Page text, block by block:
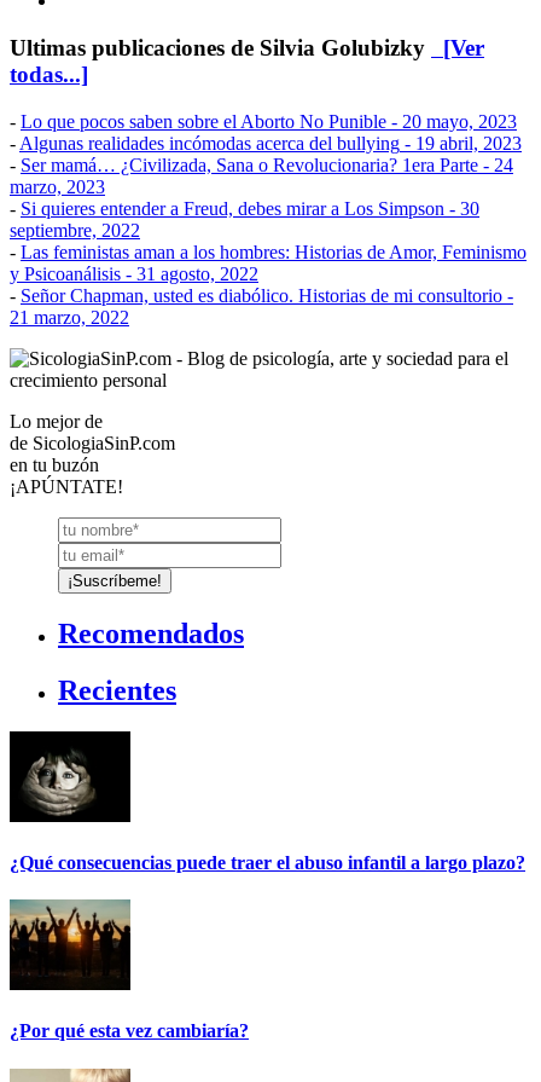
Ultimas publicaciones de Silvia Golubizky
[Ver
todas...]
- Lo que pocos saben sobre el Aborto No Punible - 20 mayo, 2023
- Algunas realidades incómodas acerca del bullying - 19 abril, 2023
- Ser mamá… ¿Civilizada, Sana o Revolucionaria? 1era Parte - 24
marzo, 2023
- Si quieres entender a Freud, debes mirar a Los Simpson - 30
septiembre, 2022
- Las feministas aman a los hombres: Historias de Amor, Feminismo
y Psicoanálisis - 31 agosto, 2022
- Señor Chapman, usted es diabólico. Historias de mi consultorio -
21 marzo, 2022
Lo mejor de
de SicologiaSinP.com
en tu buzón
¡APÚNTATE!
Recomendados
Recientes
¿Qué consecuencias puede traer el abuso infantil a largo plazo?
¿Por qué esta vez cambiaría?